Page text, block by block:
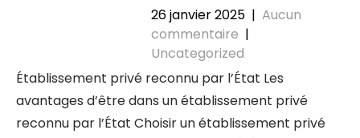
26 janvier 2025 | Aucun
commentaire |
Uncategorized
Établissement privé reconnu par l’État Les
avantages d’être dans un établissement privé
reconnu par l’État Choisir un établissement privé